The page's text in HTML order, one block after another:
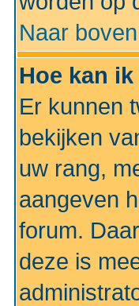
Naar boven
Hoe kan
Er kunnen
bekijken
uw rang,
aangeven
forum.
deze is